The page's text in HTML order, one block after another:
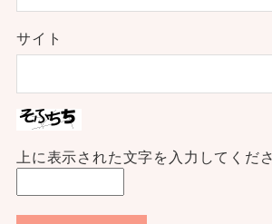
サイト
上に表示された文字を入力してくださ